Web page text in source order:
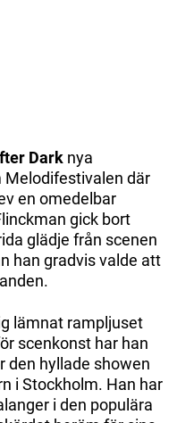
Dark nya
där
en omedelbar
gick bort
glädje från scenen
han gradvis valde att
lämnat rampljuset
scenkonst har han
den hyllade showen
i Stockholm. Han har
i den populära